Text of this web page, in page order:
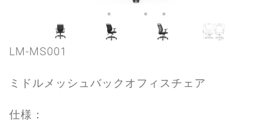
LM-MS001
ミドルメッシュバックオフィスチェア
仕様：